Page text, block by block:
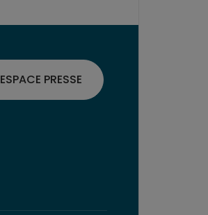
ESPACE PRESSE